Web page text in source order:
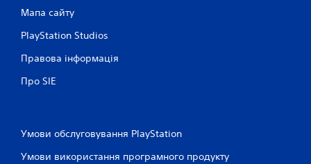
Мапа сайту
PlayStation Studios
Правова інформація
Про SIE
Умови обслуговування PlayStation
Умови використання програмного продукту